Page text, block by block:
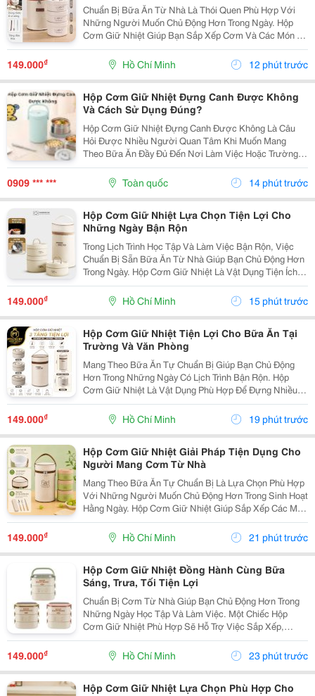
Chuẩn Bị Bữa Ăn Từ Nhà Là Thói Quen Phù Hợp Với
Những Người Muốn Chủ Động Hơn Trong Ngày. Hộp
Cơm Giữ Nhiệt Giúp Bạn Sắp Xếp Cơm Và Các Món Ăn
Kèm Gọn Gàng, Thuận Tiện Mang Theo Đến Trường,
Văn Phòng Hoặc Trong Những Chuyến Đi. Chọn Hộp Có
Số Ngăn...
149.000₫ Hồ Chí Minh 12 phút trước
Hộp Cơm Giữ Nhiệt Đựng Canh Được Không
Và Cách Sử Dụng Đúng?
Hộp Cơm Giữ Nhiệt Đựng Canh Được Không Là Câu
Hỏi Được Nhiều Người Quan Tâm Khi Muốn Mang
Theo Bữa Ăn Đầy Đủ Đến Nơi Làm Việc Hoặc Trường
Học. So Với Cơm Hay Thức Ăn Khô, Canh Là Món Ăn
Có Nhiều Nước Nên Người Dùng Thường Lo Ngại Về
Khả Năng Giữ...
0909 *** *** Toàn quốc 14 phút trước
Hộp Cơm Giữ Nhiệt Lựa Chọn Tiện Lợi Cho
Những Ngày Bận Rộn
Trong Lịch Trình Học Tập Và Làm Việc Bận Rộn, Việc
Chuẩn Bị Sẵn Bữa Ăn Từ Nhà Giúp Bạn Chủ Động Hơn
Trong Ngày. Hộp Cơm Giữ Nhiệt Là Vật Dụng Tiện Ích,
Hỗ Trợ Mang Theo Cơm Và Các Món Ăn Một Cách Gọn
Gàng, Phù Hợp Với Nhiều Nhu Cầu Sử Dụng. Chọn...
149.000₫ Hồ Chí Minh 15 phút trước
Hộp Cơm Giữ Nhiệt Tiện Lợi Cho Bữa Ăn Tại
Trường Và Văn Phòng
Mang Theo Bữa Ăn Tự Chuẩn Bị Giúp Bạn Chủ Động
Hơn Trong Những Ngày Có Lịch Trình Bận Rộn. Hộp
Cơm Giữ Nhiệt Là Vật Dụng Phù Hợp Để Đựng Nhiều
Món Ăn, Dễ Dàng Mang Theo Khi Đi Học, Đi Làm Hoặc
Tham Gia Các Hoạt Động Bên Ngoài. Lựa Chọn Hộp Có
Nhiều...
149.000₫ Hồ Chí Minh 19 phút trước
Hộp Cơm Giữ Nhiệt Giải Pháp Tiện Dụng Cho
Người Mang Cơm Từ Nhà
Mang Theo Bữa Ăn Tự Chuẩn Bị Là Lựa Chọn Phù Hợp
Với Những Người Muốn Chủ Động Hơn Trong Sinh Hoạt
Hằng Ngày. Hộp Cơm Giữ Nhiệt Giúp Sắp Xếp Các Món
Ăn Gọn Gàng, Thuận Tiện Mang Đến Trường, Văn
Phòng Hoặc Sử Dụng Trong Những Chuyến Đi. Chọn
Hộp Cơm...
149.000₫ Hồ Chí Minh 21 phút trước
Hộp Cơm Giữ Nhiệt Đồng Hành Cùng Bữa
Sáng, Trưa, Tối Tiện Lợi
Chuẩn Bị Cơm Từ Nhà Giúp Bạn Chủ Động Hơn Trong
Những Ngày Học Tập Và Làm Việc. Một Chiếc Hộp
Cơm Giữ Nhiệt Phù Hợp Sẽ Hỗ Trợ Việc Sắp Xếp,
Mang Theo Và Sử Dụng Bữa Ăn Thuận Tiện Hơn, Đặc
Biệt Với Những Người Thường Xuyên Ăn Trưa Bên
Ngoài. Chọn...
149.000₫ Hồ Chí Minh 23 phút trước
Hộp Cơm Giữ Nhiệt Lựa Chọn Phù Hợp Cho